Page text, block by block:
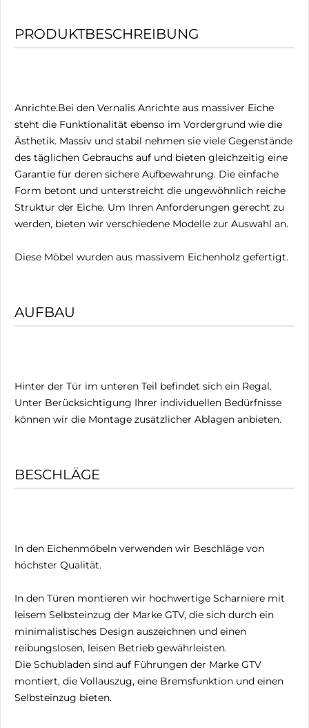
PRODUKTBESCHREIBUNG
Anrichte.Bei den Vernalis Anrichte aus massiver Eiche
steht die Funktionalität ebenso im Vordergrund wie die
Ästhetik. Massiv und stabil nehmen sie viele Gegenstände
des täglichen Gebrauchs auf und bieten gleichzeitig eine
Garantie für deren sichere Aufbewahrung. Die einfache
Form betont und unterstreicht die ungewöhnlich reiche
Struktur der Eiche. Um Ihren Anforderungen gerecht zu
werden, bieten wir verschiedene Modelle zur Auswahl an.
Diese Möbel wurden aus massivem Eichenholz gefertigt.
AUFBAU
Hinter der Tür im unteren Teil befindet sich ein Regal.
Unter Berücksichtigung Ihrer individuellen Bedürfnisse
können wir die Montage zusätzlicher Ablagen anbieten.
BESCHLÄGE
In den Eichenmöbeln verwenden wir Beschläge von
höchster Qualität.
In den Türen montieren wir hochwertige Scharniere mit
leisem Selbsteinzug der Marke GTV, die sich durch ein
minimalistisches Design auszeichnen und einen
reibungslosen, leisen Betrieb gewährleisten.
Die Schubladen sind auf Führungen der Marke GTV
montiert, die Vollauszug, eine Bremsfunktion und einen
Selbsteinzug bieten.